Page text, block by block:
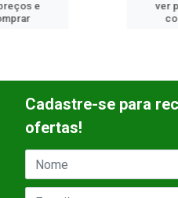
Cadastre-se para
ofertas!